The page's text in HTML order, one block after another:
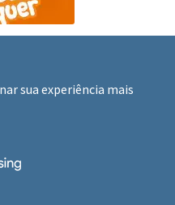
sua experiência mais